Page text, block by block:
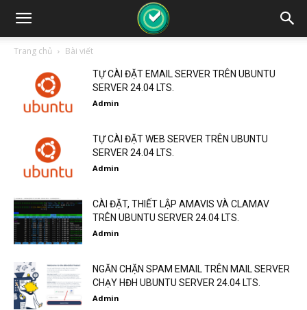
Trang chủ Bài viết
TỰ CÀI ĐẶT EMAIL SERVER TRÊN UBUNTU
SERVER 24.04 LTS.
Admin
TỰ CÀI ĐẶT WEB SERVER TRÊN UBUNTU
SERVER 24.04 LTS.
Admin
CÀI ĐẶT, THIẾT LẬP AMAVIS VÀ CLAMAV
TRÊN UBUNTU SERVER 24.04 LTS.
Admin
NGĂN CHẶN SPAM EMAIL TRÊN MAIL SERVER
CHẠY HĐH UBUNTU SERVER 24.04 LTS.
Admin